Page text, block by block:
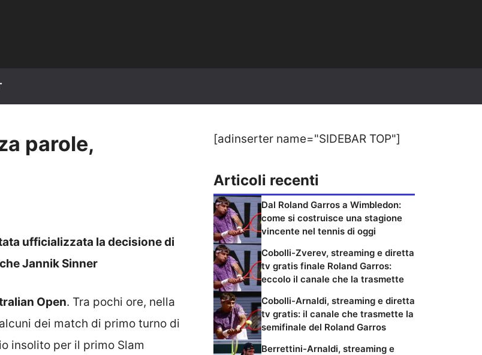
parole,
ufficializzata la decisione di
Jannik Sinner
Open. Tra pochi ore, nella
dei match di primo turno di
insolito per il primo Slam
[adinserter name="SIDEBAR TOP"]
Articoli recenti
Dal Roland Garros a Wimbledon:
come si costruisce una stagione
vincente nel tennis di oggi
Cobolli-Zverev, streaming e diretta
tv gratis finale Roland Garros:
eccolo il canale che la trasmette
Cobolli-Arnaldi, streaming e diretta
tv gratis: il canale che trasmette la
semifinale del Roland Garros
Berrettini-Arnaldi, streaming e